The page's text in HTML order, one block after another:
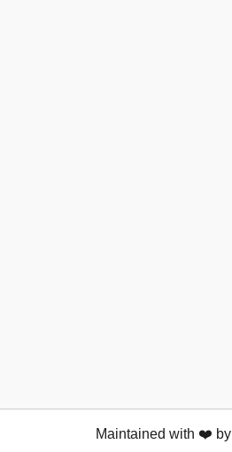
Maintained with ❤️ by